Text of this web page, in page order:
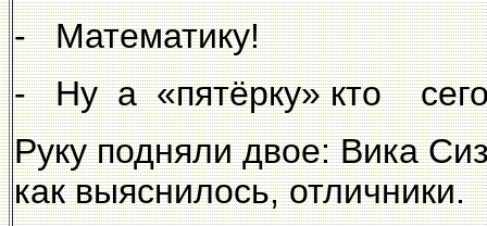
- Математику!
- Ну а «пятёрку» кто
Руку подняли двое: Вика
как выяснилось, отличники.